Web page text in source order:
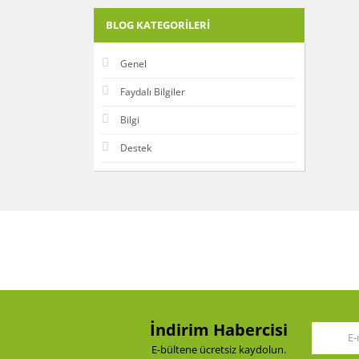
BLOG KATEGORILERI
Genel
Faydalı Bilgiler
Bilgi
Destek
İndirim Habercisi
E-bültene ücretsiz kaydolun.